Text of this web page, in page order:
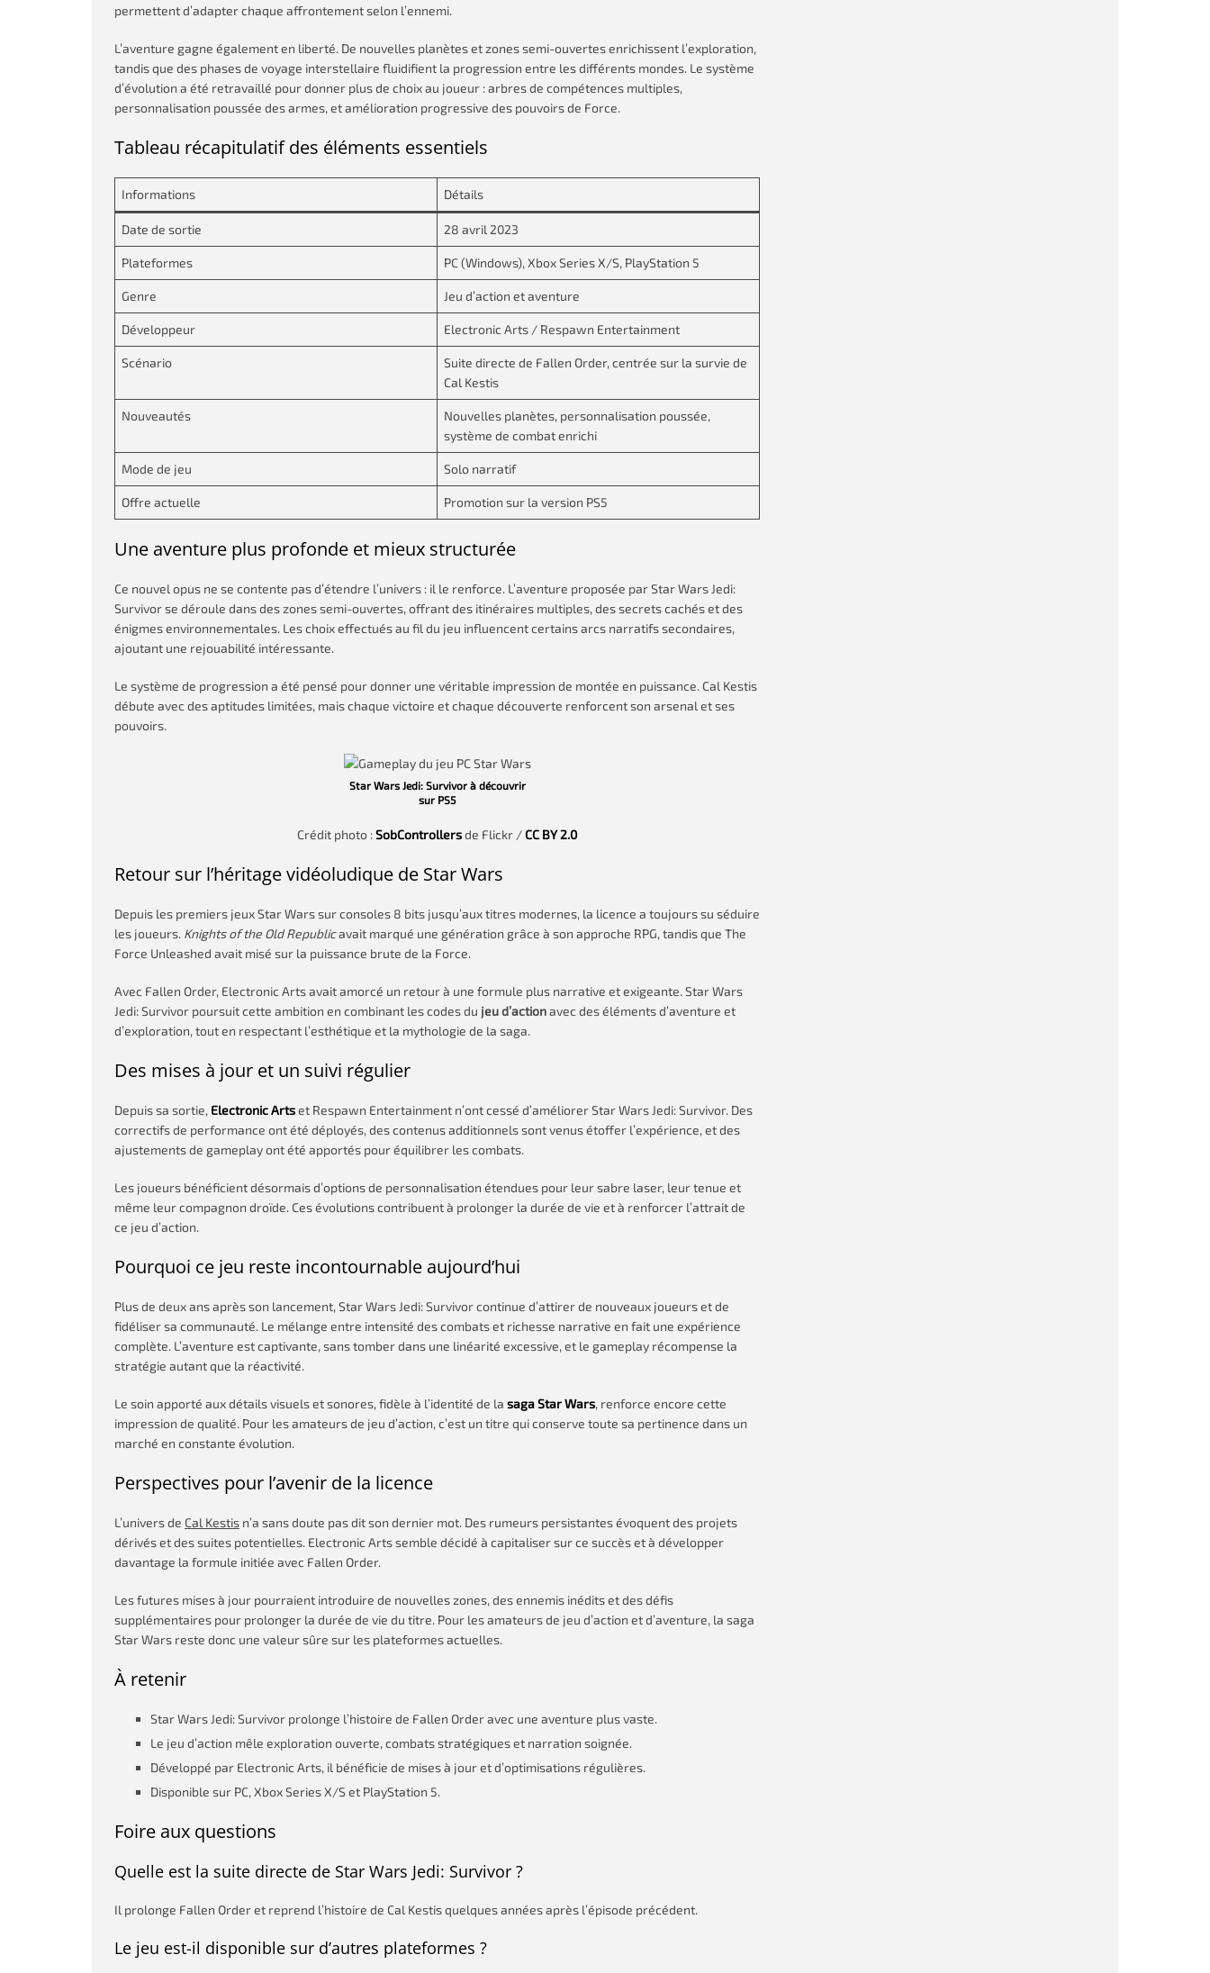
permettent d’adapter chaque affrontement selon l’ennemi.
L’aventure gagne également en liberté. De nouvelles planètes et zones semi-ouvertes enrichissent l’exploration,
tandis que des phases de voyage interstellaire fluidifient la progression entre les différents mondes. Le système
d’évolution a été retravaillé pour donner plus de choix au joueur : arbres de compétences multiples,
personnalisation poussée des armes, et amélioration progressive des pouvoirs de Force.
Tableau récapitulatif des éléments essentiels
Informations Détails
Date de sortie 28 avril 2023
Plateformes PC (Windows), Xbox Series X/S, PlayStation 5
Genre Jeu d’action et aventure
Développeur Electronic Arts / Respawn Entertainment
Scénario
Suite directe de Fallen Order, centrée sur la survie de
Cal Kestis
Nouveautés
Nouvelles planètes, personnalisation poussée,
système de combat enrichi
Mode de jeu Solo narratif
Offre actuelle Promotion sur la version PS5
Une aventure plus profonde et mieux structurée
Ce nouvel opus ne se contente pas d’étendre l’univers : il le renforce. L’aventure proposée par Star Wars Jedi:
Survivor se déroule dans des zones semi-ouvertes, offrant des itinéraires multiples, des secrets cachés et des
énigmes environnementales. Les choix effectués au fil du jeu influencent certains arcs narratifs secondaires,
ajoutant une rejouabilité intéressante.
Le système de progression a été pensé pour donner une véritable impression de montée en puissance. Cal Kestis
débute avec des aptitudes limitées, mais chaque victoire et chaque découverte renforcent son arsenal et ses
pouvoirs.
Star Wars Jedi: Survivor à découvrir
sur PS5
Crédit photo :SobControllersde Flickr /CC BY 2.0
Retour sur l’héritage vidéoludique de Star Wars
Depuis les premiers jeux Star Wars sur consoles 8 bits jusqu’aux titres modernes, la licence a toujours su séduire
les joueurs. Knights of the Old Republicavait marqué une génération grâce à son approche RPG, tandis que The
Force Unleashed avait misé sur la puissance brute de la Force.
Avec Fallen Order, Electronic Arts avait amorcé un retour à une formule plus narrative et exigeante. Star Wars
Jedi: Survivor poursuit cette ambition en combinant les codes du jeu d’actionavec des éléments d’aventure et
d’exploration, tout en respectant l’esthétique et la mythologie de la saga.
Des mises à jour et un suivi régulier
Depuis sa sortie, Electronic Artset Respawn Entertainment n’ont cessé d’améliorer Star Wars Jedi: Survivor. Des
correctifs de performance ont été déployés, des contenus additionnels sont venus étoffer l’expérience, et des
ajustements de gameplay ont été apportés pour équilibrer les combats.
Les joueurs bénéficient désormais d’options de personnalisation étendues pour leur sabre laser, leur tenue et
même leur compagnon droïde. Ces évolutions contribuent à prolonger la durée de vie et à renforcer l’attrait de
ce jeu d’action.
Pourquoi ce jeu reste incontournable aujourd’hui
Plus de deux ans après son lancement, Star Wars Jedi: Survivor continue d’attirer de nouveaux joueurs et de
fidéliser sa communauté. Le mélange entre intensité des combats et richesse narrative en fait une expérience
complète. L’aventure est captivante, sans tomber dans une linéarité excessive, et le gameplay récompense la
stratégie autant que la réactivité.
Le soin apporté aux détails visuels et sonores, fidèle à l’identité de la saga Star Wars, renforce encore cette
impression de qualité. Pour les amateurs de jeu d’action, c’est un titre qui conserve toute sa pertinence dans un
marché en constante évolution.
Perspectives pour l’avenir de la licence
L’univers de Cal Kestis n’a sans doute pas dit son dernier mot. Des rumeurs persistantes évoquent des projets
dérivés et des suites potentielles. Electronic Arts semble décidé à capitaliser sur ce succès et à développer
davantage la formule initiée avec Fallen Order.
Les futures mises à jour pourraient introduire de nouvelles zones, des ennemis inédits et des défis
supplémentaires pour prolonger la durée de vie du titre. Pour les amateurs de jeu d’action et d’aventure, la saga
Star Wars reste donc une valeur sûre sur les plateformes actuelles.
À retenir
Star Wars Jedi: Survivor prolonge l’histoire de Fallen Order avec une aventure plus vaste.
Le jeu d’action mêle exploration ouverte, combats stratégiques et narration soignée.
Développé par Electronic Arts, il bénéficie de mises à jour et d’optimisations régulières.
Disponible sur PC, Xbox Series X/S et PlayStation 5.
Foire aux questions
Quelle est la suite directe de Star Wars Jedi: Survivor ?
Il prolonge Fallen Order et reprend l’histoire de Cal Kestis quelques années après l’épisode précédent.
Le jeu est-il disponible sur d’autres plateformes ?